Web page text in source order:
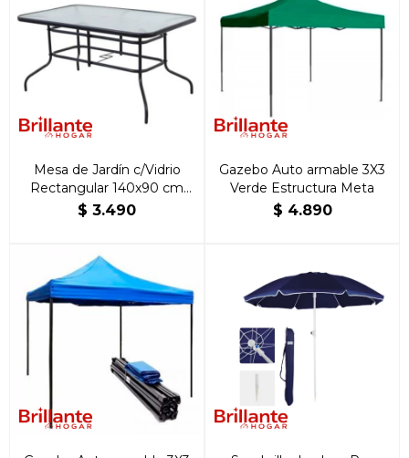
Mesa de Jardín c/Vidrio
Rectangular 140x90 cm
Negra
$ 3.490
Gazebo Auto armable 3X3
Verde Estructura Meta
$ 4.890